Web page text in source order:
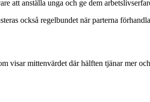
att anställa unga och ge dem
också regelbundet när parterna
visar mittenvärdet där hälften tjänar mer